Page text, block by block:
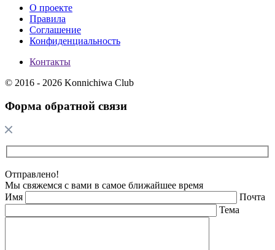
О проекте
Правила
Соглашение
Конфиденциальность
Контакты
© 2016 - 2026 Konnichiwa Club
Форма обратной связи
Отправлено!
Мы свяжемся с вами в самое ближайшее время
Имя
Почта
Тема